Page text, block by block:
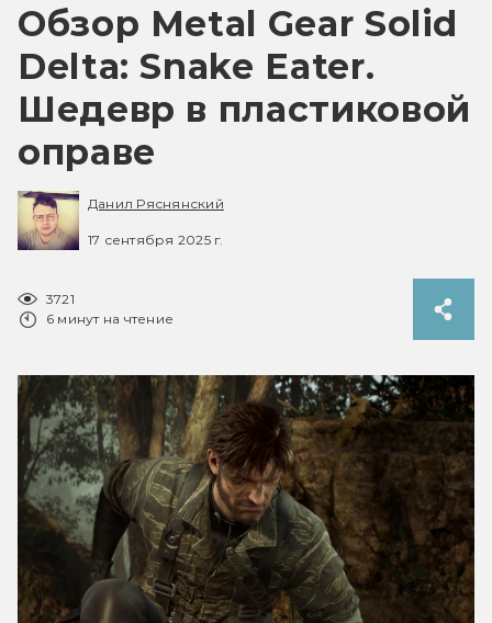
Обзор Metal Gear Solid
Delta: Snake Eater.
Шедевр в пластиковой
оправе
Данил Ряснянский
17 сентября 2025 г.
3721
6 минут на чтение